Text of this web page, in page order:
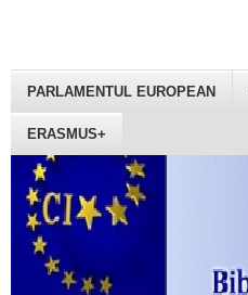
PARLAMENTUL EUROPEAN
ERASMUS+